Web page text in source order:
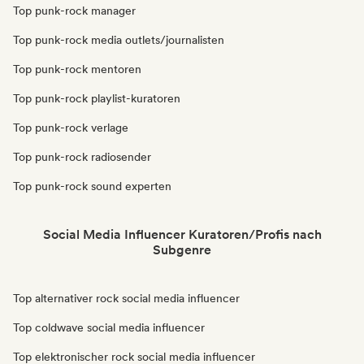
Top punk-rock manager
Top punk-rock media outlets/journalisten
Top punk-rock mentoren
Top punk-rock playlist-kuratoren
Top punk-rock verlage
Top punk-rock radiosender
Top punk-rock sound experten
Social Media Influencer Kuratoren/Profis nach
Subgenre
Top alternativer rock social media influencer
Top coldwave social media influencer
Top elektronischer rock social media influencer